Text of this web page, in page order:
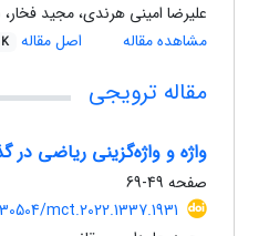
علیرضا امینی هرندی، مجید
مشاهده مقاله
اصل مقاله
مقاله ترویجی
واژه و واژه‌گزینی ریاضی در
صفحه 49-69
mct.2022.1337.1931